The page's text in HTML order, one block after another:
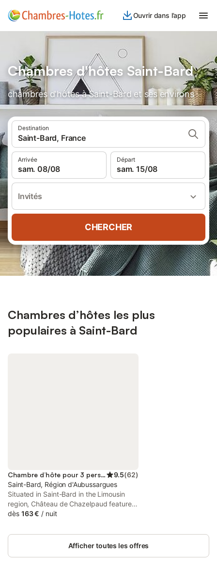
Ouvrir dans l’app
Chambres d'hôtes Saint-Bard
chambres d'hôtes à Saint-Bard et ses environs
Destination
Saint-Bard, France
Arrivée
sam. 08/08
Départ
sam. 15/08
Invités
CHERCHER
Chambres d’hôtes les plus
populaires à Saint-Bard
Chambre d’hôte pour 3 personnes 9.5(62)
Saint-Bard, Région d'Aubussargues
Situated in Saint-Bard in the Limousin
region, Château de Chazelpaud features
accommodation with free private
The property features garden views, and
is 48 km from National Golf.
dès 163 € / nuit
Afficher toutes les offres